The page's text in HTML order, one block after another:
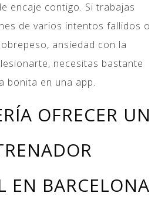
encaje contigo. Si trabajas
de varios intentos fallidos o
ansiedad con la
necesitas bastante
bonita en una app.
OFRECER UN
EN BARCELONA